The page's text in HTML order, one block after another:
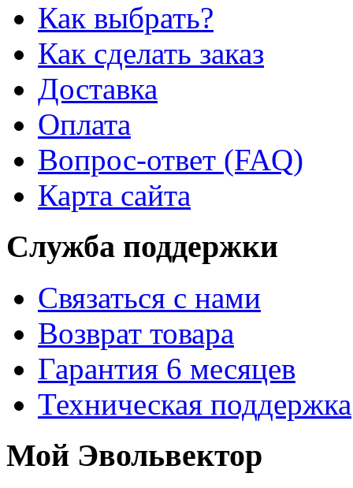
Как выбрать?
Как сделать заказ
Доставка
Оплата
Вопрос-ответ (FAQ)
Карта сайта
Служба поддержки
Связаться с нами
Возврат товара
Гарантия 6 месяцев
Техническая поддержка
Мой Эвольвектор